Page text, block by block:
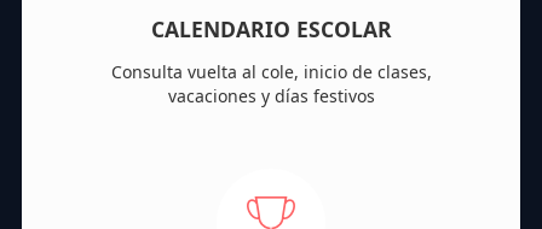
CALENDARIO ESCOLAR
Consulta vuelta al cole, inicio de clases,
vacaciones y días festivos